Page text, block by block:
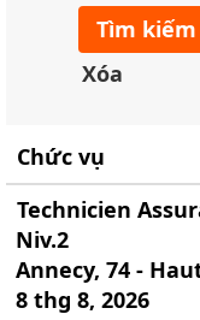
Xóa
Chức vụ
Technicien
Niv.2
Annecy, 74 -
8 thg 8, 2026